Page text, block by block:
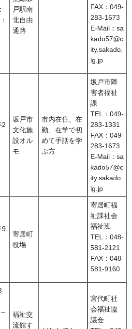
戸駅南
北自由
通路
FAX：049-
283-1673
E-Mail：sa
kado57@c
ity.sakado.
lg.jp
2
坂戸市
文化施
設オル
モ
市内在住、在
勤、在学で初
めて手話を学
ぶ方
坂戸市障
害者福祉
課
TEL：049-
283-1331
FAX：049-
283-1673
E-Mail：sa
kado57@c
ity.sakado.
lg.jp
9
寄居町
役場
寄居町福
祉課社会
福祉班
TEL：048-
581-2121
FAX：048-
581-9160
福祉交
流館す
宮代町社
会福祉協
議会